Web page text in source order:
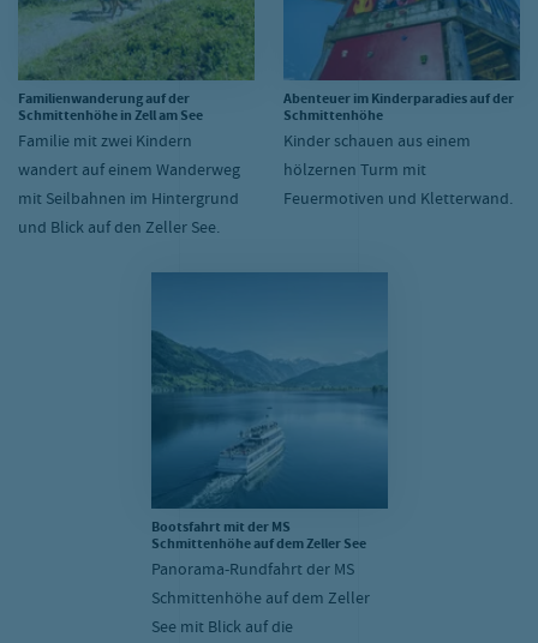
Familienwanderung auf der
Schmittenhöhe in Zell am See
Familie mit zwei Kindern
wandert auf einem Wanderweg
mit Seilbahnen im Hintergrund
und Blick auf den Zeller See.
Abenteuer im Kinderparadies auf der
Schmittenhöhe
Kinder schauen aus einem
hölzernen Turm mit
Feuermotiven und Kletterwand.
Bootsfahrt mit der MS
Schmittenhöhe auf dem Zeller See
Panorama-Rundfahrt der MS
Schmittenhöhe auf dem Zeller
See mit Blick auf die